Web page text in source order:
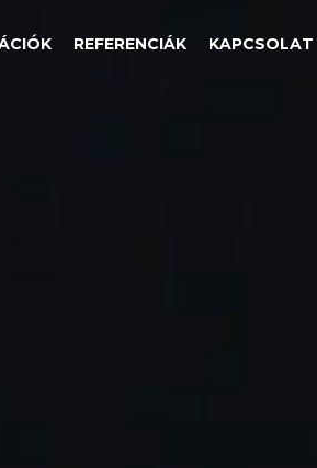
REFERENCIÁK KAPCSOLAT